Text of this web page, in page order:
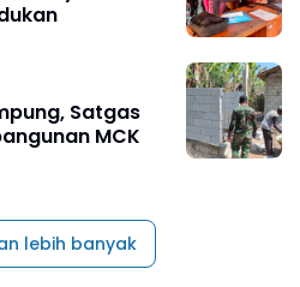
Satgas
MCK
lebih banyak